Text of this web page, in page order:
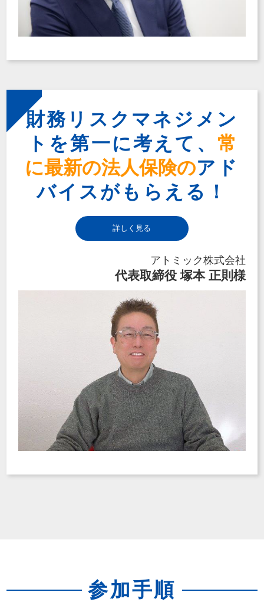
財務リスクマネジメン
トを第一に考えて、 常
に最新の法人保険のアド
バイスがもらえる！
詳しく見る
アトミック株式会社
代表取締役 塚本 正則様
参加手順